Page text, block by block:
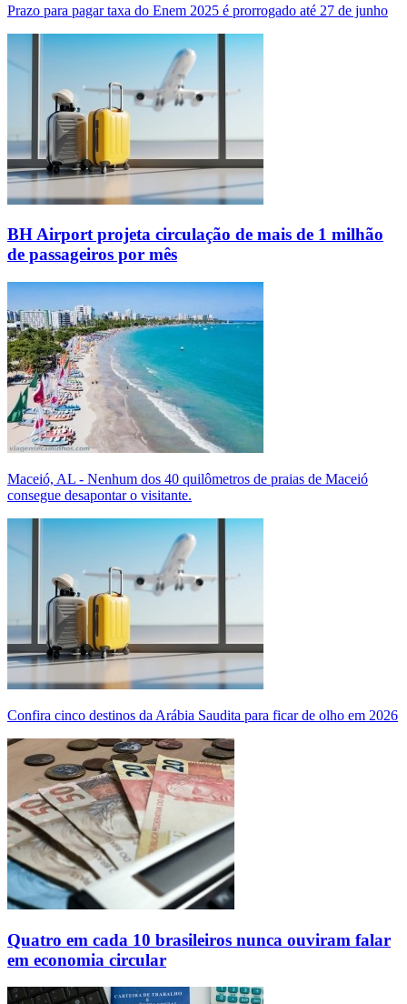
Prazo para pagar taxa do Enem 2025 é prorrogado até 27 de junho
BH Airport projeta circulação de mais de 1 milhão
de passageiros por mês
Maceió, AL - Nenhum dos 40 quilômetros de praias de Maceió
consegue desapontar o visitante.
Confira cinco destinos da Arábia Saudita para ficar de olho em 2026
Quatro em cada 10 brasileiros nunca ouviram falar
em economia circular